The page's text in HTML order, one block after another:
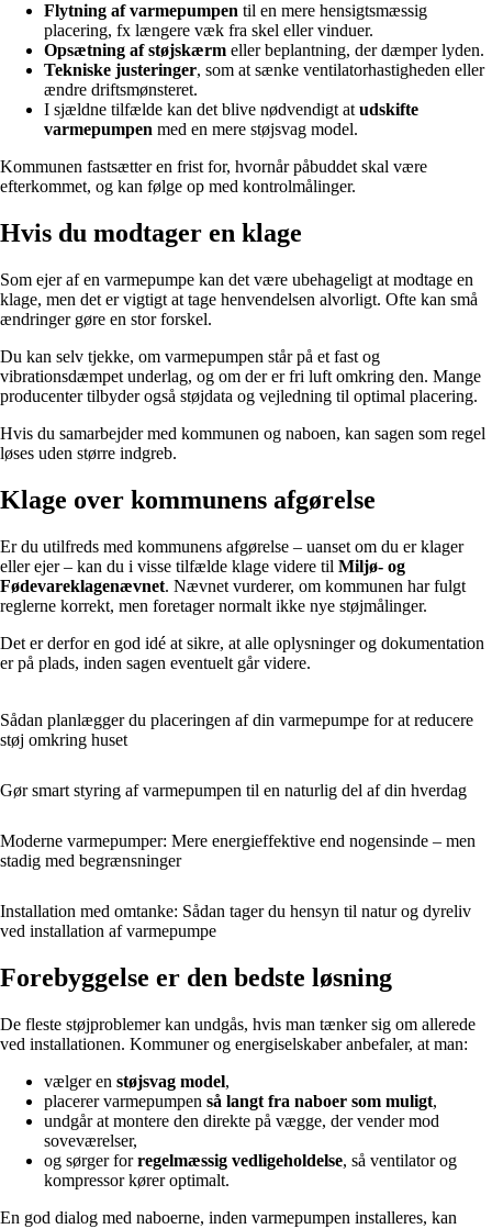
Flytning af varmepumpen til en mere hensigtsmæssig
placering, fx længere væk fra skel eller vinduer.
Opsætning af støjskærm eller beplantning, der dæmper lyden.
Tekniske justeringer, som at sænke ventilatorhastigheden eller
ændre driftsmønsteret.
I sjældne tilfælde kan det blive nødvendigt at udskifte
varmepumpen med en mere støjsvag model.
Kommunen fastsætter en frist for, hvornår påbuddet skal være
efterkommet, og kan følge op med kontrolmålinger.
Hvis du modtager en klage
Som ejer af en varmepumpe kan det være ubehageligt at modtage en
klage, men det er vigtigt at tage henvendelsen alvorligt. Ofte kan små
ændringer gøre en stor forskel.
Du kan selv tjekke, om varmepumpen står på et fast og
vibrationsdæmpet underlag, og om der er fri luft omkring den. Mange
producenter tilbyder også støjdata og vejledning til optimal placering.
Hvis du samarbejder med kommunen og naboen, kan sagen som regel
løses uden større indgreb.
Klage over kommunens afgørelse
Er du utilfreds med kommunens afgørelse – uanset om du er klager
eller ejer – kan du i visse tilfælde klage videre til Miljø- og
Fødevareklagenævnet. Nævnet vurderer, om kommunen har fulgt
reglerne korrekt, men foretager normalt ikke nye støjmålinger.
Det er derfor en god idé at sikre, at alle oplysninger og dokumentation
er på plads, inden sagen eventuelt går videre.
Sådan planlægger du placeringen af din varmepumpe for at reducere
støj omkring huset
Gør smart styring af varmepumpen til en naturlig del af din hverdag
Moderne varmepumper: Mere energieffektive end nogensinde – men
stadig med begrænsninger
Installation med omtanke: Sådan tager du hensyn til natur og dyreliv
ved installation af varmepumpe
Forebyggelse er den bedste løsning
De fleste støjproblemer kan undgås, hvis man tænker sig om allerede
ved installationen. Kommuner og energiselskaber anbefaler, at man:
vælger en støjsvag model,
placerer varmepumpen så langt fra naboer som muligt,
undgår at montere den direkte på vægge, der vender mod
soveværelser,
og sørger forregelmæssig vedligeholdelse, så ventilator og
kompressor kører optimalt.
En god dialog med naboerne, inden varmepumpen installeres, kan